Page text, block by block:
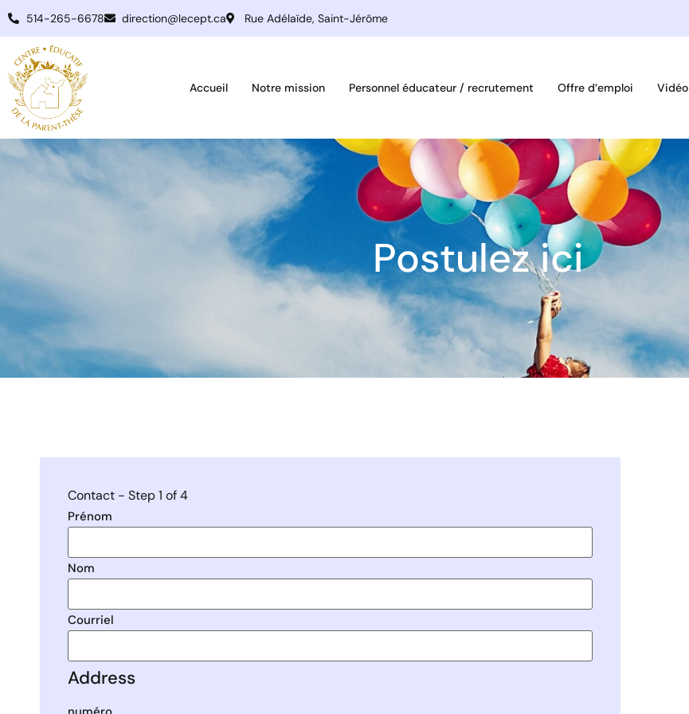
514-265-6678 direction@lecept.ca Rue Adélaïde, Saint-Jérôme
Accueil Notre mission Personnel éducateur / recrutement Offre d’emploi Vidéo
Postulez ici
Contact - Step1 of 4
Prénom
Nom
Courriel
Address